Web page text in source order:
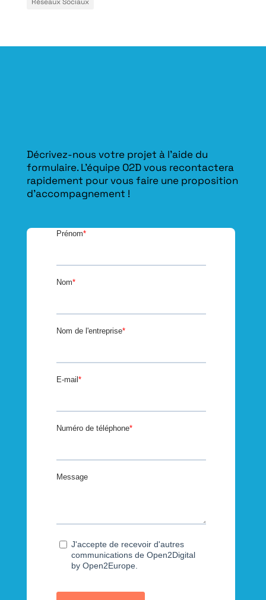
Décrivez-nous votre projet à l’aide du
formulaire. L'équipe O2D vous recontactera
rapidement pour vous faire une proposition
d’accompagnement !